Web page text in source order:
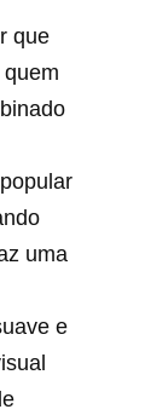
que
uma
e